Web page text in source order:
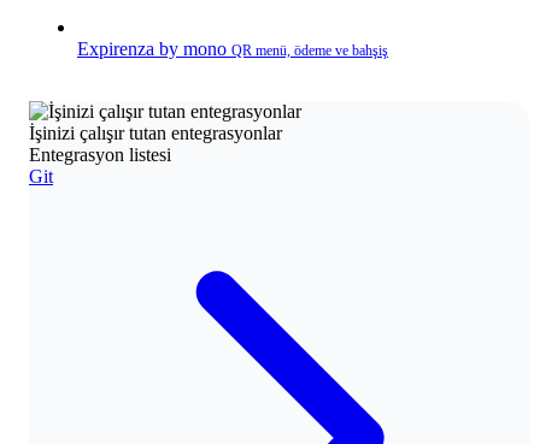
Expirenza by mono QR menü, ödeme ve bahşiş
İşinizi çalışır tutan entegrasyonlar
Entegrasyon listesi
Git